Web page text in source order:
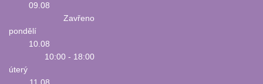
09.08
Zavřeno
pondělí
10.08
10:00 - 18:00
úterý